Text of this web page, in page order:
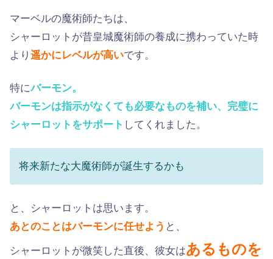
マーベルの魔術師たちは、
シャーロットが昔皇城魔術師の養成に携わっていた時
より 遥かにレベルが高いです。
特にバーモン。
バーモンは指示がなくても必要なものを補い、完璧に
シャーロットをサポート してくれました。
将来新たな大魔術師が誕生するかも
と、シャーロットは思います。
あとのことはバーモンに任せよう と、
シャーロットが微笑した直後、彼女はあるものを